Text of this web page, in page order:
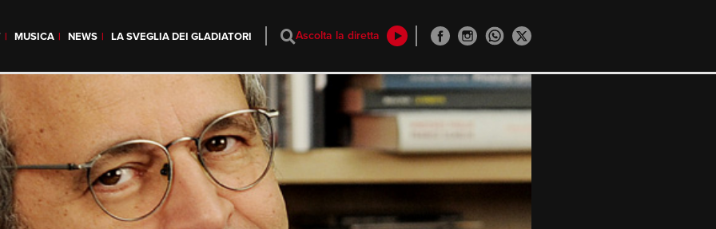
MUSICA NEWS LA SVEGLIA DEI GLADIATORI Ascolta la diretta